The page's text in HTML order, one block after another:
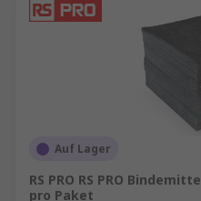
Auf Lager
RS PRO RS PRO
pro Paket